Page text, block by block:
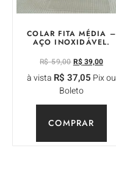
COLAR FITA MÉDIA –
AÇO INOXIDÁVEL.
R$59,00R$39,00
à vista R$ 37,05 Pix ou
Boleto
COMPRAR